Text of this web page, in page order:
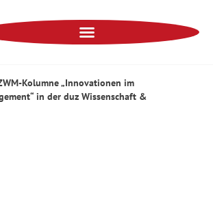
Kolumne „Innovationen im
in der duz Wissenschaft &